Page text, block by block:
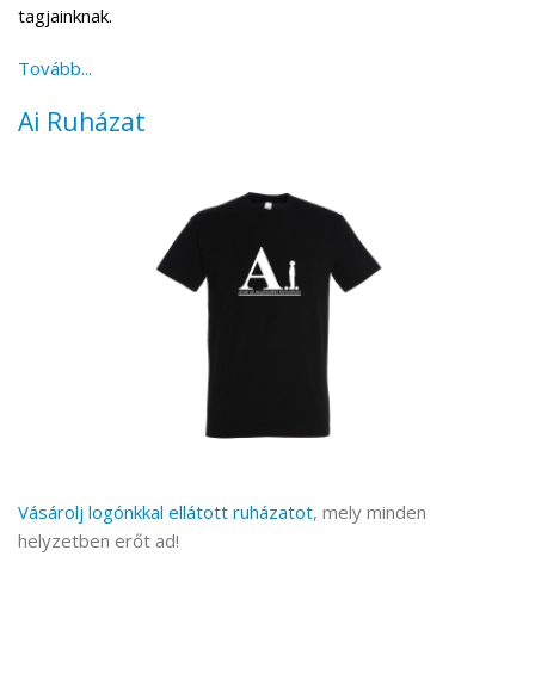
tagjainknak.
Tovább...
Ai Ruházat
Vásárolj logónkkal ellátott ruházatot, mely minden
helyzetben erőt ad!